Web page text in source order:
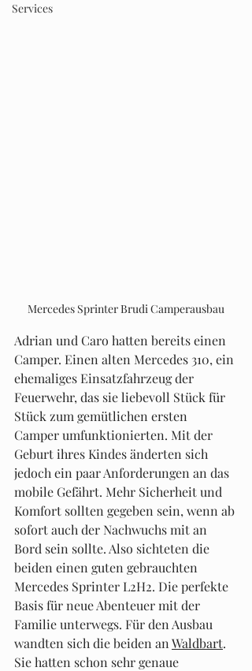
Services
Mercedes Sprinter Brudi Camperausbau
Adrian und Caro hatten bereits einen
Camper. Einen alten Mercedes 310, ein
ehemaliges Einsatzfahrzeug der
Feuerwehr, das sie liebevoll Stück für
Stück zum gemütlichen ersten
Camper umfunktionierten. Mit der
Geburt ihres Kindes änderten sich
jedoch ein paar Anforderungen an das
mobile Gefährt. Mehr Sicherheit und
Komfort sollten gegeben sein, wenn ab
sofort auch der Nachwuchs mit an
Bord sein sollte. Also sichteten die
beiden einen guten gebrauchten
Mercedes Sprinter L2H2. Die perfekte
Basis für neue Abenteuer mit der
Familie unterwegs. Für den Ausbau
wandten sich die beiden an Waldbart.
Sie hatten schon sehr genaue